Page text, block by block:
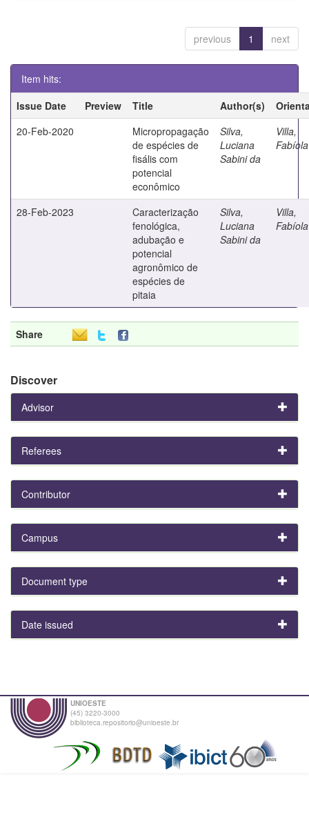
previous 1 next
Item hits:
Issue Date
Preview Title Author(s)
20-Feb-2020
Micropropagação
de espécies de
fisális com
potencial
econômico
Silva,
Luciana
Sabini da
Villa,
Fabíola
28-Feb-2023
Caracterização
fenológica,
adubação e
potencial
agronômico de
espécies de
pitaia
Silva,
Luciana
Sabini da
Villa,
Fabíola
Share
Discover
Advisor
Referees
Contributor
Campus
Document type
Date issued
UNIOESTE
(45) 3220-3000
biblioteca.repositorio@unioeste.br